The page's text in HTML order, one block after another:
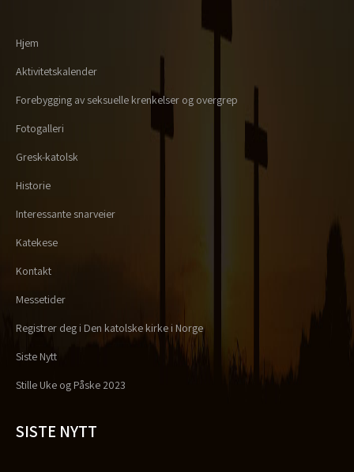
Hjem
Aktivitetskalender
Forebygging av seksuelle krenkelser og overgrep
Fotogalleri
Gresk-katolsk
Historie
Interessante snarveier
Katekese
Kontakt
Messetider
Registrer deg i Den katolske kirke i Norge
Siste Nytt
Stille Uke og Påske 2023
SISTE NYTT